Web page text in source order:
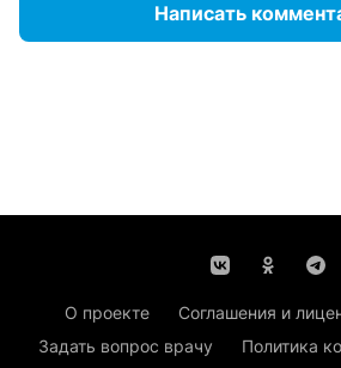
Написать
О проекте Соглашения и
Задать вопрос врачу
Политика